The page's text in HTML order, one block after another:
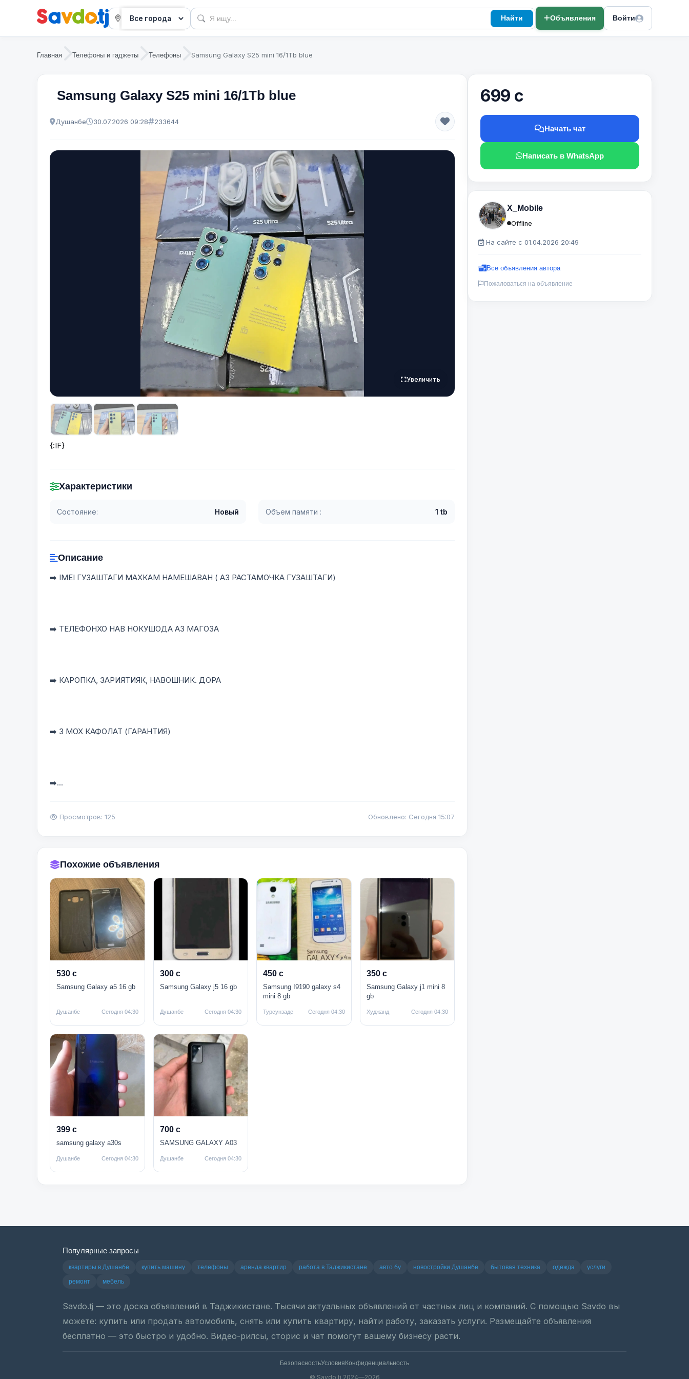
Найти Объявления Войти
Главная Телефоны и гаджеты Телефоны Samsung Galaxy S25 mini 16/1Tb blue
Samsung Galaxy S25 mini 16/1Tb blue
Душанбе 30.07.2026 09:28 233644
Увеличить
{:IF}
Характеристики
Состояние: Новый Объем памяти : 1 tb
Описание
➡️ IMEI ГУЗАШТАГИ МАХКАМ НАМЕШАВАН ( АЗ РАСТАМОЧКА ГУЗАШТАГИ)
➡️ ТЕЛЕФОНХО НАВ НОКУШОДА АЗ МАГОЗА
➡️ КАРОПКА, ЗАРИЯТИЯК, НАВОШНИК. ДОРА
➡️ 3 МОХ КАФОЛАТ (ГАРАНТИЯ)
➡️...
Просмотров: 125 Обновлено: Сегодня 15:07
Похожие объявления
530 с
Samsung Galaxy a5 16 gb
Душанбе Сегодня 04:30
300 с
Samsung Galaxy j5 16 gb
Душанбе Сегодня 04:30
450 с
Samsung I9190 galaxy s4
mini 8 gb
Турсунзаде Сегодня 04:30
350 с
Samsung Galaxy j1 mini 8
gb
Худжанд Сегодня 04:30
399 с
samsung galaxy a30s
Душанбе Сегодня 04:30
700 с
SAMSUNG GALAXY A03
Душанбе Сегодня 04:30
699 с
Начать чат
Написать в WhatsApp
X_Mobile
Offline
На сайте с 01.04.2026 20:49
Все объявления автора
Пожаловаться на объявление
Популярные запросы
квартиры в Душанбе купить машину телефоны аренда квартир работа в Таджикистане авто бу новостройки Душанбе бытовая техника одежда
услуги
ремонт
мебель
Savdo.tj — это доска объявлений в Таджикистане. Тысячи актуальных объявлений от частных лиц и компаний. С помощью Savdo вы
можете: купить или продать автомобиль, снять или купить квартиру, найти работу, заказать услуги. Размещайте объявления
бесплатно — это быстро и удобно. Видео-рилсы, сторис и чат помогут вашему бизнесу расти.
БезопасностьУсловия Конфиденциальность
© Savdo.tj 2024—2026